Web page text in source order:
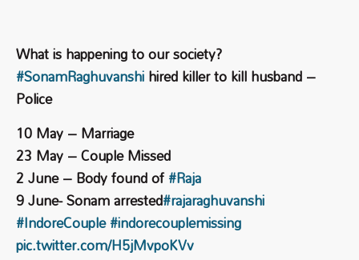
What is happening to our society?
#SonamRaghuvanshihired killer to kill husband –
Police
10 May – Marriage
23 May – Couple Missed
2 June – Body found of#Raja
9 June- Sonam arrested#rajaraghuvanshi
#IndoreCouple#indorecouplemissing
pic.twitter.com/H5jMvpoKVv